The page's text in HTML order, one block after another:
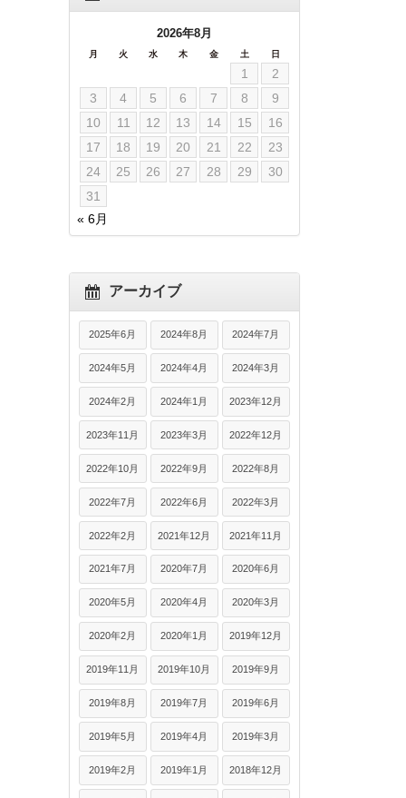
2026年8月
月 火 水 木 金 土 日
1
2
3
4 5 6 7 8
9
10
11 12 13 14 15
16
17
18 19 20 21 22
23
24
25 26 27 28 29
30
31
« 6月
アーカイブ
2025年6月 2024年8月 2024年7月
2024年5月 2024年4月 2024年3月
2024年2月 2024年1月 2023年12月
2023年11月 2023年3月 2022年12月
2022年10月 2022年9月 2022年8月
2022年7月 2022年6月 2022年3月
2022年2月 2021年12月 2021年11月
2021年7月 2020年7月 2020年6月
2020年5月 2020年4月 2020年3月
2020年2月 2020年1月 2019年12月
2019年11月 2019年10月 2019年9月
2019年8月 2019年7月 2019年6月
2019年5月 2019年4月 2019年3月
2019年2月 2019年1月 2018年12月